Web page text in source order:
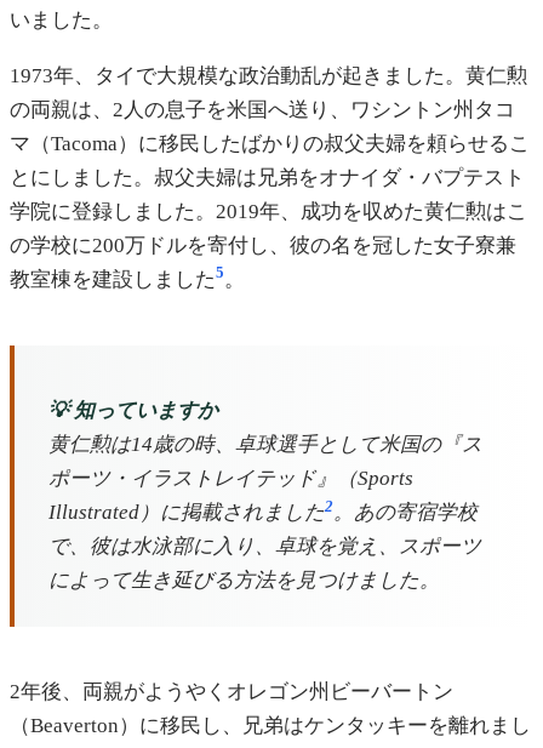
いました。
1973年、タイで大規模な政治動乱が起きました。黄仁勲
の両親は、2人の息子を米国へ送り、ワシントン州タコ
マ（Tacoma）に移民したばかりの叔父夫婦を頼らせるこ
とにしました。叔父夫婦は兄弟をオナイダ・バプテスト
学院に登録しました。2019年、成功を収めた黄仁勲はこ
の学校に200万ドルを寄付し、彼の名を冠した女子寮兼
教室棟を建設しました5 。
💡 知っていますか
黄仁勲は14歳の時、卓球選手として米国の『ス
ポーツ・イラストレイテッド』（Sports
Illustrated ）に掲載されました2。あの寄宿学校
で、彼は水泳部に入り、卓球を覚え、スポーツ
によって生き延びる方法を見つけました。
2年後、両親がようやくオレゴン州ビーバートン
（Beaverton）に移民し、兄弟はケンタッキーを離れまし